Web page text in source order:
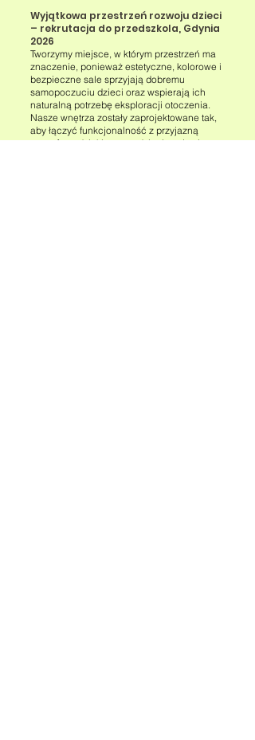
Wyjątkowa przestrzeń rozwoju dzieci
– rekrutacja do przedszkola, Gdynia
2026
Tworzymy miejsce, w którym przestrzeń ma
znaczenie, ponieważ estetyczne, kolorowe i
bezpieczne sale sprzyjają dobremu
samopoczuciu dzieci oraz wspierają ich
naturalną potrzebę eksploracji otoczenia.
Nasze wnętrza zostały zaprojektowane tak,
aby łączyć funkcjonalność z przyjazną
atmosferą, dzięki czemu dzieci czują się